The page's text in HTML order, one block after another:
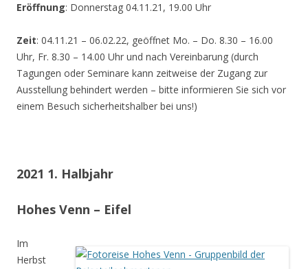
Eröffnung: Donnerstag 04.11.21, 19.00 Uhr
Zeit: 04.11.21 – 06.02.22, geöffnet Mo. – Do. 8.30 – 16.00
Uhr, Fr. 8.30 – 14.00 Uhr und nach Vereinbarung (durch
Tagungen oder Seminare kann zeitweise der Zugang zur
Ausstellung behindert werden – bitte informieren Sie sich vor
einem Besuch sicherheitshalber bei uns!)
2021 1. Halbjahr
Hohes Venn – Eifel
Im
Herbst